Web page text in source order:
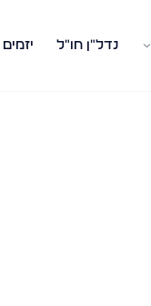
נדל"ן חו"ל יזמים